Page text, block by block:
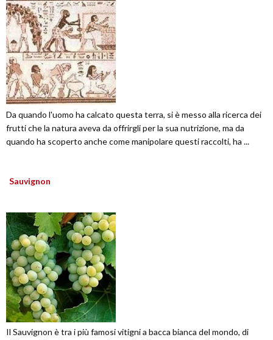
Da quando l'uomo ha calcato questa terra, si è messo alla ricerca dei
frutti che la natura aveva da offrirgli per la sua nutrizione, ma da
quando ha scoperto anche come manipolare questi raccolti, ha ...
Sauvignon
Il Sauvignon è tra i più famosi vitigni a bacca bianca del mondo, di